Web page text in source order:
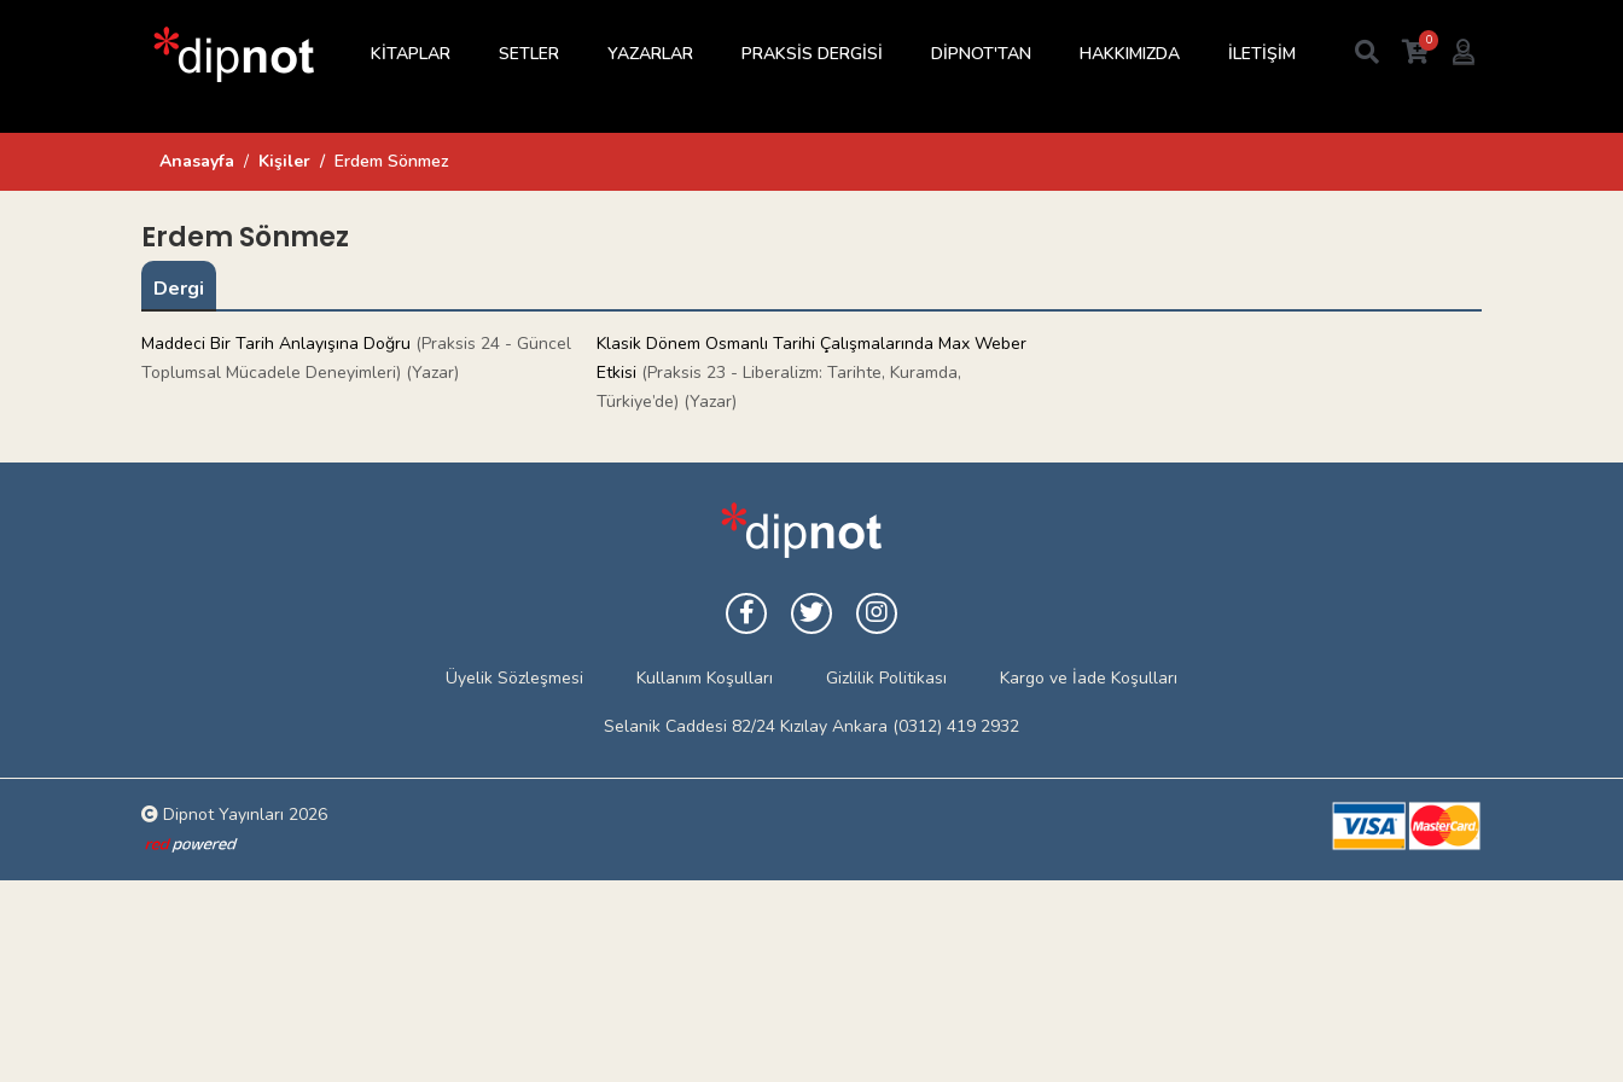
KİTAPLAR SETLER YAZARLAR PRAKSİS DERGİSİ DİPNOT'TAN HAKKIMIZDA İLETİŞİM
0
Anasayfa Kişiler Erdem Sönmez
Erdem Sönmez
Dergi
Maddeci Bir Tarih Anlayışına Doğru (Praksis 24 - Güncel
Toplumsal Mücadele Deneyimleri) (Yazar)
Klasik Dönem Osmanlı Tarihi Çalışmalarında Max Weber
Etkisi(Praksis 23 - Liberalizm: Tarihte, Kuramda,
Türkiye’de) (Yazar)
Üyelik Sözleşmesi Kullanım Koşulları Gizlilik Politikası Kargo ve İade Koşulları
Selanik Caddesi 82/24 Kızılay Ankara (0312) 419 2932
Dipnot Yayınları 2026